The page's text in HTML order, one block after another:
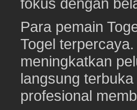
fokus dengan
Para pemain
Togel terpercaya.
meningkatkan
langsung
profesional